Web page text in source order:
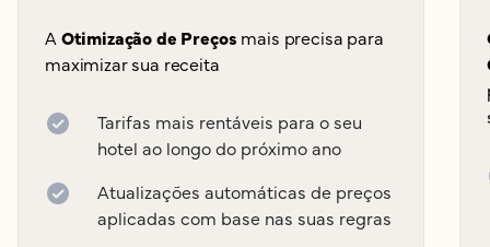
A Otimização de Preços mais precisa para
maximizar sua receita
Tarifas mais rentáveis para o seu
hotel ao longo do próximo ano
Atualizações automáticas de preços
aplicadas com base nas suas regras